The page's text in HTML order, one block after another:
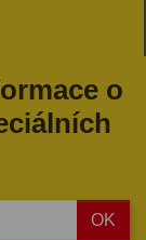
o
OK